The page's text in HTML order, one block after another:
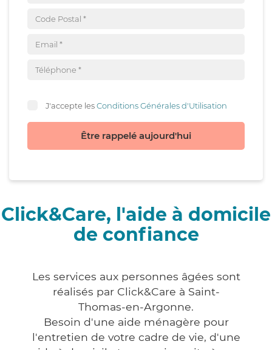
J'accepte lesConditions Générales d'Utilisation
Être rappelé aujourd'hui
Click&Care, l'aide à domicile
de confiance
Les services aux personnes âgées sont
réalisés par Click&Care à Saint-
Thomas-en-Argonne.
Besoin d'une aide ménagère pour
l'entretien de votre cadre de vie, d'une